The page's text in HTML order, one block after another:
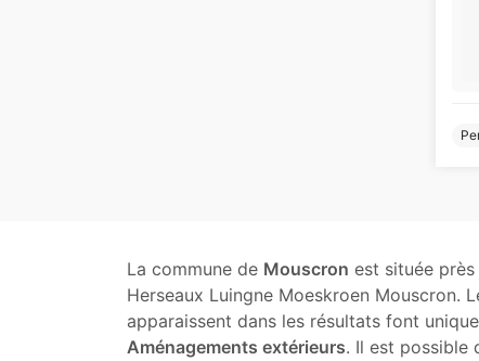
La commune de Mouscron est située
Herseaux Luingne Moeskroen Mouscron.
apparaissent dans les résultats font
Aménagements extérieurs. Il est possible